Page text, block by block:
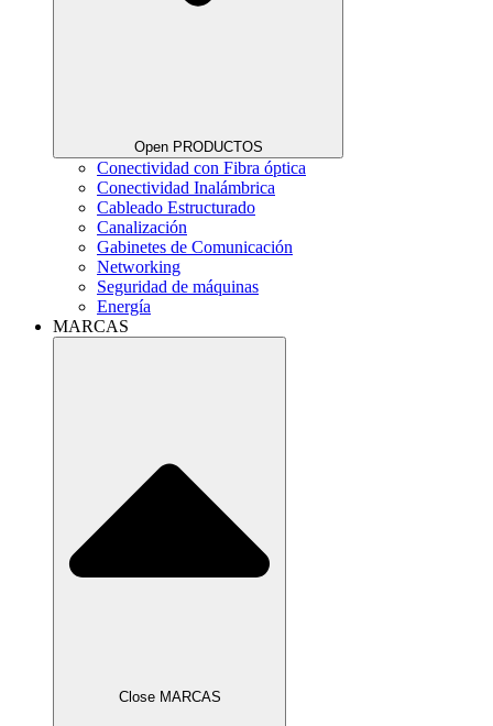
Open PRODUCTOS
Conectividad con Fibra óptica
Conectividad Inalámbrica
Cableado Estructurado
Canalización
Gabinetes de Comunicación
Networking
Seguridad de máquinas
Energía
MARCAS
Close MARCAS